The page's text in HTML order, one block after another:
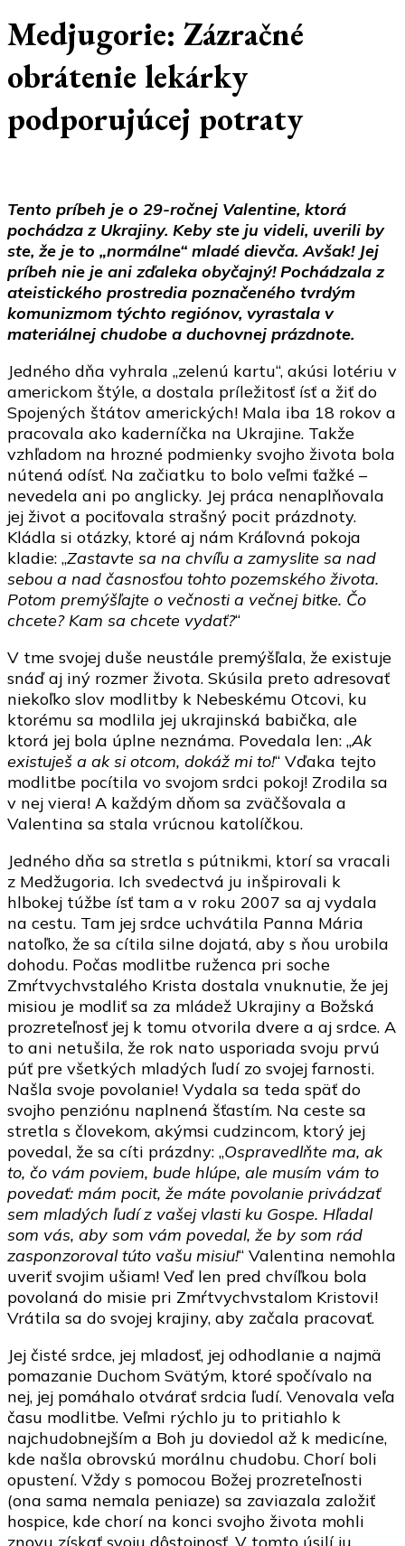
Medjugorie: Zázračné
obrátenie lekárky
podporujúcej potraty
Tento príbeh je o 29-ročnej Valentine, ktorá
pochádza z Ukrajiny. Keby ste ju videli, uverili by
ste, že je to „normálne“ mladé dievča. Avšak! Jej
príbeh nie je ani zďaleka obyčajný! Pochádzala z
ateistického prostredia poznačeného tvrdým
komunizmom týchto regiónov, vyrastala v
materiálnej chudobe a duchovnej prázdnote.
Jedného dňa vyhrala „zelenú kartu“, akúsi lotériu v
americkom štýle, a dostala príležitosť ísť a žiť do
Spojených štátov amerických! Mala iba 18 rokov a
pracovala ako kaderníčka na Ukrajine. Takže
vzhľadom na hrozné podmienky svojho života bola
nútená odísť. Na začiatku to bolo veľmi ťažké –
nevedela ani po anglicky. Jej práca nenaplňovala
jej život a pociťovala strašný pocit prázdnoty.
Kládla si otázky, ktoré aj nám Kráľovná pokoja
kladie: „Zastavte sa na chvíľu a zamyslite sa nad
sebou a nad časnosťou tohto pozemského života.
Potom premýšľajte o večnosti a večnej bitke. Čo
chcete? Kam sa chcete vydať?“
V tme svojej duše neustále premýšľala, že existuje
snáď aj iný rozmer života. Skúsila preto adresovať
niekoľko slov modlitby k Nebeskému Otcovi, ku
ktorému sa modlila jej ukrajinská babička, ale
ktorá jej bola úplne neznáma. Povedala len: „Ak
existuješ a ak si otcom, dokáž mi to!“ Vďaka tejto
modlitbe pocítila vo svojom srdci pokoj! Zrodila sa
v nej viera! A každým dňom sa zväčšovala a
Valentina sa stala vrúcnou katolíčkou.
Jedného dňa sa stretla s pútnikmi, ktorí sa vracali
z Medžugoria. Ich svedectvá ju inšpirovali k
hlbokej túžbe ísť tam a v roku 2007 sa aj vydala
na cestu. Tam jej srdce uchvátila Panna Mária
natoľko, že sa cítila silne dojatá, aby s ňou urobila
dohodu. Počas modlitbe ruženca pri soche
Zmŕtvychvstalého Krista dostala vnuknutie, že jej
misiou je modliť sa za mládež Ukrajiny a Božská
prozreteľnosť jej k tomu otvorila dvere a aj srdce. A
to ani netušila, že rok nato usporiada svoju prvú
púť pre všetkých mladých ľudí zo svojej farnosti.
Našla svoje povolanie! Vydala sa teda späť do
svojho penziónu naplnená šťastím. Na ceste sa
stretla s človekom, akýmsi cudzincom, ktorý jej
povedal, že sa cíti prázdny: „Ospravedlňte ma, ak
to, čo vám poviem, bude hlúpe, ale musím vám to
povedať: mám pocit, že máte povolanie privádzať
sem mladých ľudí z vašej vlasti ku Gospe. Hľadal
som vás, aby som vám povedal, že by som rád
zasponzoroval túto vašu misiu!“ Valentina nemohla
uveriť svojim ušiam! Veď len pred chvíľkou bola
povolaná do misie pri Zmŕtvychvstalom Kristovi!
Vrátila sa do svojej krajiny, aby začala pracovať.
Jej čisté srdce, jej mladosť, jej odhodlanie a najmä
pomazanie Duchom Svätým, ktoré spočívalo na
nej, jej pomáhalo otvárať srdcia ľudí. Venovala veľa
času modlitbe. Veľmi rýchlo ju to pritiahlo k
najchudobnejším a Boh ju doviedol až k medicíne,
kde našla obrovskú morálnu chudobu. Chorí boli
opustení. Vždy s pomocou Božej prozreteľnosti
(ona sama nemala peniaze) sa zaviazala založiť
hospice, kde chorí na konci svojho života mohli